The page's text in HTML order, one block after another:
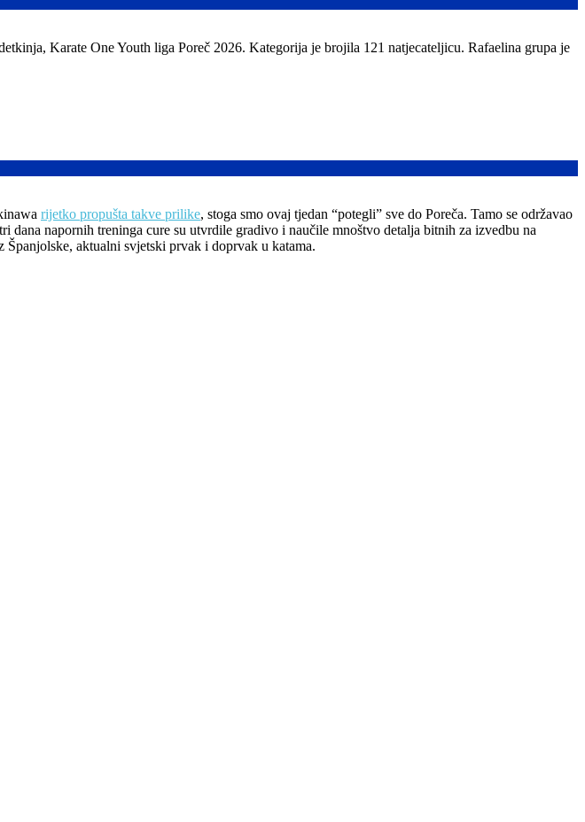
Karate One Youth liga Poreč 2026. Kategorija je brojila 121 natjecateljicu. Rafaelina grupa je
rijetko propušta takve prilike, stoga smo ovaj tjedan “potegli” sve do Poreča. Tamo se održavao
napornih treninga cure su utvrdile gradivo i naučile mnoštvo detalja bitnih za izvedbu na
aktualni svjetski prvak i doprvak u katama.